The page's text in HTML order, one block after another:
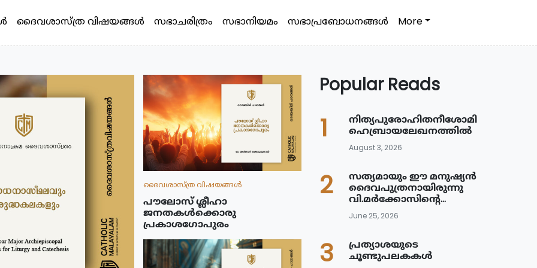
ദൈവശാസ്ത്ര വിഷയങ്ങള്‍ സഭാചരിത്രം സഭാനിയമം സഭാപ്രബോധനങ്ങള്‍ More
ദൈവശാസ്ത്ര വിഷയങ്ങള്‍
പൗലോസ് ശ്ലീഹാ
ജനതകൾക്കൊരു
പ്രകാശഗോപുരം
Popular Reads
1
നിത്യപുരോഹിതനീശോമിശിഹാ
ഹെബ്രായലേഖനത്തിൽ
August 3, 2026
2
സത്യമായും ഈ മനുഷ്യൻ
ദൈവപുത്രനായിരുന്നു
വി.മർക്കോസിൻ്റെ
സുവിശേഷ വ്യാഖ്യാനം
June 25, 2026
3
പ്രത്യാശയുടെ
ചൂണ്ടുപലകകൾ